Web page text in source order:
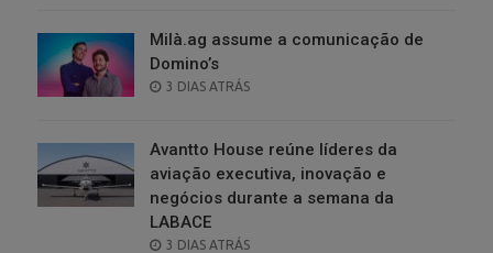
Milà.ag assume a comunicação de
Domino’s
POSTED
3 DIAS ATRÁS
Avantto House reúne líderes da
aviação executiva, inovação e
negócios durante a semana da
LABACE
POSTED
3 DIAS ATRÁS